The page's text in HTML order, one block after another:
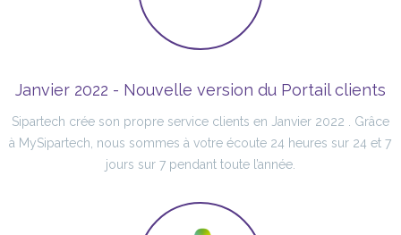
Janvier 2022 - Nouvelle version du Portail clients
Sipartech crée son propre service clients en Janvier 2022 . Grâce
à MySipartech, nous sommes à votre écoute 24 heures sur 24 et 7
jours sur 7 pendant toute l’année.